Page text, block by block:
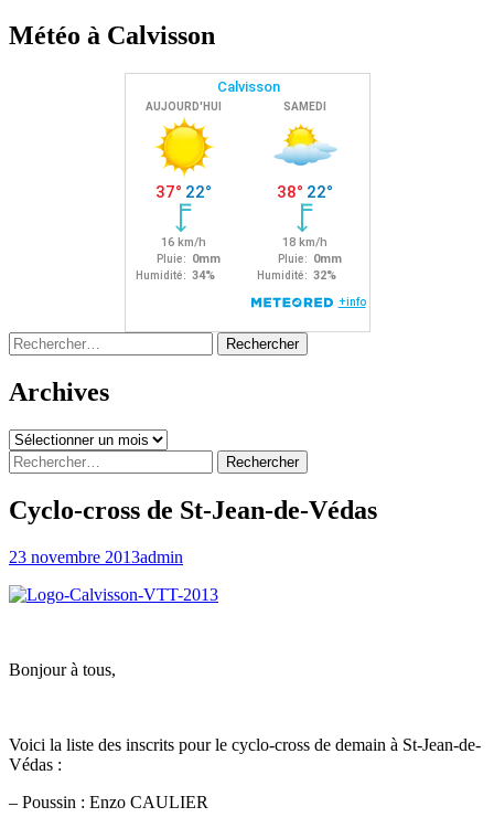
Météo à Calvisson
Rechercher :
Archives
Archives
Rechercher :
Cyclo-cross de St-Jean-de-Védas
23 novembre 2013admin
Bonjour à tous,
Voici la liste des inscrits pour le cyclo-cross de demain à St-Jean-de-
Védas :
– Poussin : Enzo CAULIER